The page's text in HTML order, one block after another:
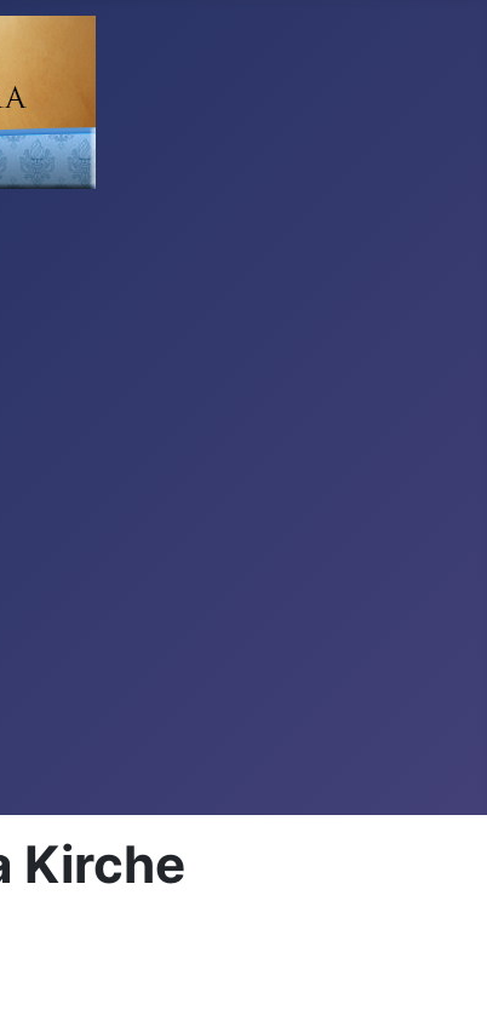
Kirche